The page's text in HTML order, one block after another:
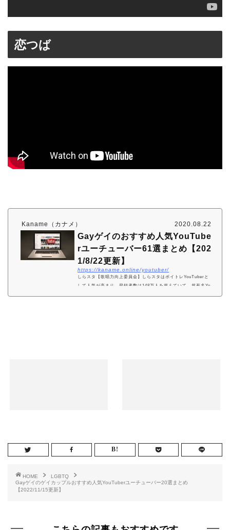
恋つば
Kaname（カナメ） 2020.08.22
Gayゲイのおすすめ人気YouTube
rユーチューバー61選まとめ【202
1/8/22更新】
https://kaname.online/youtuber/
しらスタ【歌唱力向上委員会】しらスタはボイトレYouTuberと
して人気が高まり、登録者数は148万人を超えていて、超有名Yo
HOME
LGBTQ
Gayゲイのゲイカップルおすすめ人気YouTuberユーチューバー20選まとめ
【2022/11/15更新】